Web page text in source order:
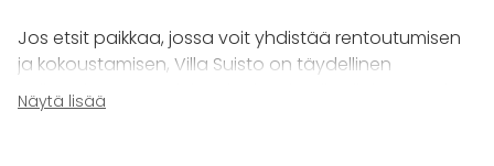
Jos etsit paikkaa, jossa voit yhdistää rentoutumisen
ja kokoustamisen, Villa Suisto on täydellinen
vaihtoehto. Tämä luksusluokan huvila sijaitsee Porin
keskustan lähellä, joenrannalla, ja tarjoaa upeat tilat
Näytä lisää